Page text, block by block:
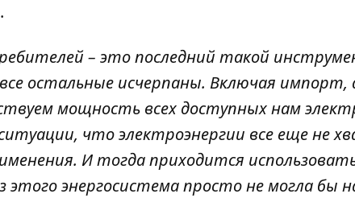
– это последний такой
остальные исчерпаны. Включая
мощность всех доступных нам
что электроэнергии все еще не
И тогда приходится
этого энергосистема просто не могла бы